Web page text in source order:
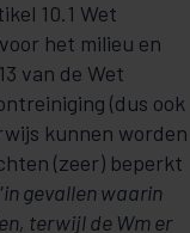
10.1 Wet
het milieu en
van de Wet
(dus ook
kunnen worden
(zeer) beperkt
in gevallen waarin
terwijl de Wm er